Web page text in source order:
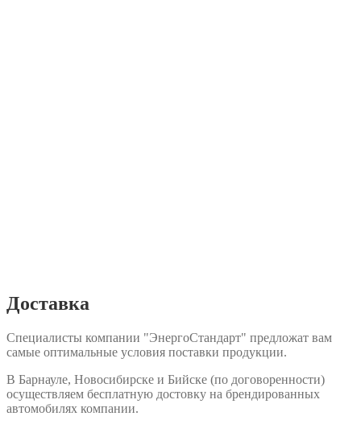
Доставка
Специалисты компании "ЭнергоСтандарт" предложат вам
самые оптимальные условия поставки продукции.
В Барнауле, Новосибирске и Бийске (по договоренности)
осуществляем бесплатную достовку на брендированных
автомобилях компании.